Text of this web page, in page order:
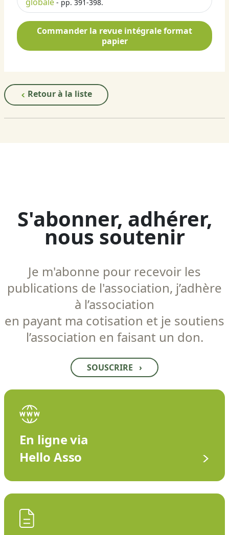
globale - pp. 391-398.
Commander la revue intégrale format
papier
Retour à la liste
S'abonner, adhérer,
nous soutenir
Je m'abonne pour recevoir les
publications de l'association, j’adhère
à l’association
en payant ma cotisation et je soutiens
l’association en faisant un don.
SOUSCRIRE ›
En ligne via
Hello Asso